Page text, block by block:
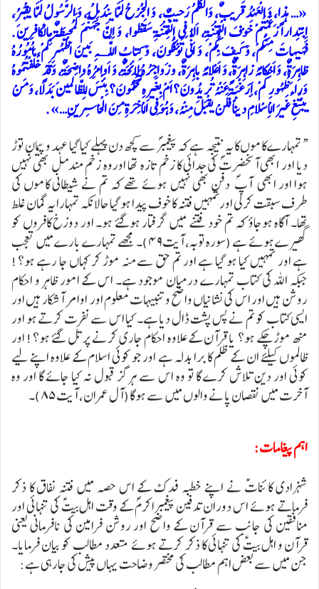
«… هذا، وَ الْعَهْدُ قَریبٌ، وَالْكَلْمُ رَحیبٌ، وَ الْجُرْحُ لَمَّا ینْدَمِلُ، وَ الرَّسُولُ لَمَّا یقْبَرُ،
اِبْتِداراً زَعَمْتُمْ خَوْفَ الْفِتْنَةِ، اَلا فِی الْفِتْنَةِ سَقَطُوا، وَ اِنَّ جَهَنَّمَ لَمُحیطَةٌ بِالْكافِرینَ.
فَهَیهاتَ مِنْكُمْ، وَ كَیفَ بِكُمْ، وَ اَنَّی تُؤْفَكُونَ، وَ كِتابُ اللَّـهِ بَینَ اَظْهُرِكُمْ، اُمُورُهُ
ظاهِرَةٌ، وَ اَحْكامُهُ زاهِرَةٌ، وَ اَعْلامُهُ باهِرَةٌ، و زَواجِرُهُ لائِحَةٌ، وَ اَوامِرُهُ واضِحَةٌ، وَ قَدْ خَلَّفْتُمُوهُ
وَراءَ ظُهُورِكُمْ، أَرَغْبَةً عَنْهُ تُریدُونَ؟ اَمْ بِغَیرِهِ تَحْكُمُونَ؟ بِئْسَ لِلظَّالمینَ بَدَلاً، وَ مَنْ
یبْتَغِ غَیرَ الْاِسْلامِ دیناً فَلَنْ یقْبَلَ مِنْهُ، وَ هُوَ فِی الْاخِرَةِ مِنَ الْخاسِرینِ…».
“تمہارے کاموں کا یہ نتیجہ ہے کہ پیغمبرؐ سے کچھ دن پہلے کیا گیا عہد و پیمان توڑ
دیا اور ابھی آنحضرتؐ کی جدائی کا زخم تازہ تھا اوروہ زخم مندمل بھی نہیں
ہوا اور ابھی آپؐ دفن بھی نہیں ہوئے تھے کہ تم نے شیطانی کاموں کی
طرف سبقت کرلی اورتمہیں فتنہ کا خوف پیدا ہو گیا حالانکہ تمہارا یہ گمان غلط
تھا۔ آگاہ ہوجاؤ کہ تم خود فتنے میں گرفتار ہوگئے ہو۔ اور دوزخ کافروں کو
گھیرے ہوئے ہے (سورہ توبہ، آیت۴۹)۔ مجھے تمہارے بارے میں تعجب
ہے اور تمہیں کیا ہو گیا ہے اور تم حق سے منہ موڑ کر کہاں جا رہے ہو؟!
جبکہ اللہ کی کتاب تمہارے درمیان موجود ہے۔ اس کے امور ظاہر و احکام
روشن ہیں اور اس کی نشانیاں واضح وتنبیہات معلوم اور اوامر آشکار ہیں اور
ایسی کتاب کو تم نے پس پشت ڈال دیا ہے۔ کیا اس سے نفرت کرتے ہو اور
منھ موڑچکے ہو؟ یا قرآن کے علاوہ احکام جاری کرنے پر تل گئے ہو؟! اور
ظالموں کیلئے ان کے ظلم کا برا بدلہ ہے اور جو کوئی اسلام کے علاوہ اپنے لیے
کوئی اور دین تلاش کرے گا تو وہ اس سے ہرگز قبول نہ کیا جائے گا اور وہ
آخرت میں نقصان پانے والوں میں سے ہو گا(آل عمران، آیت۸۵)۔
اہم پیغامات:
شہزادی کائناتؑ نے اپنے خطبہ فدک کے اس حصہ میں فتنہ نفاق کا ذکر
فرماتے ہوئے اس دوران تدفین پیغمبراکرمؐ کے وقت اہل بیتؑ کی تنہائی اور
منافقین کی جانب سے قرآن کے واضح اور روشن فرامین کی نافرمانی یعنی
قرآن و اہل بیتؑ کی تنہائی کا ذکر کرتے ہوئے متعدد مطالب کو بیان فرمایا۔
جن میں سے بعض اہم مطالب کی مختصر وضاحت یہاں پیش کی جارہی ہے: